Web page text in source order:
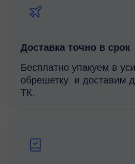
Доставка точно в срок
Бесплатно упакуем в
обрешетку и доставим
ТК.